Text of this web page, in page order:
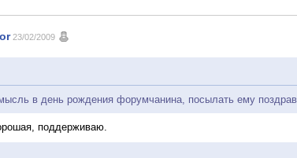
23/02/2009
в день рождения форумчанина, посылать ему
поддерживаю.